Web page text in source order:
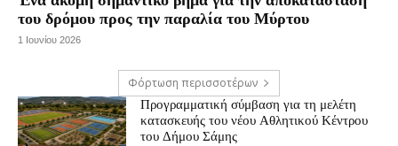
του δρόμου προς την παραλία του Μύρτου
1 Ιουνίου 2026
Φόρτωση περισσοτέρων
Προγραμματική σύμβαση για τη μελέτη
κατασκευής του νέου Αθλητικού Κέντρου
του Δήμου Σάμης